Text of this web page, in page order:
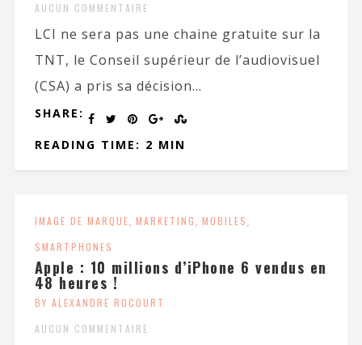
AUCUN COMMENTAIRE
LCI ne sera pas une chaine gratuite sur la
TNT, le Conseil supérieur de l’audiovisuel
(CSA) a pris sa décision...
SHARE:
READING TIME: 2 MIN
IMAGE DE MARQUE, MARKETING, MOBILES,
SMARTPHONES
Apple : 10 millions d’iPhone 6 vendus en
48 heures !
BY ALEXANDRE ROCOURT
AUCUN COMMENTAIRE